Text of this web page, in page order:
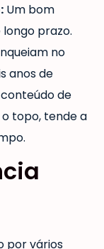
Um bom
prazo.
no
anos de
de
topo, tende a
por vários